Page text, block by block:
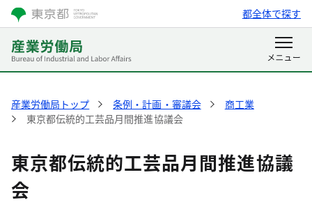
都全体で探す
産業労働局トップ 条例・計画・審議会
商工業
東京都伝統的工芸品月間推進協議会
東京都伝統的工芸品月間推進協議
会